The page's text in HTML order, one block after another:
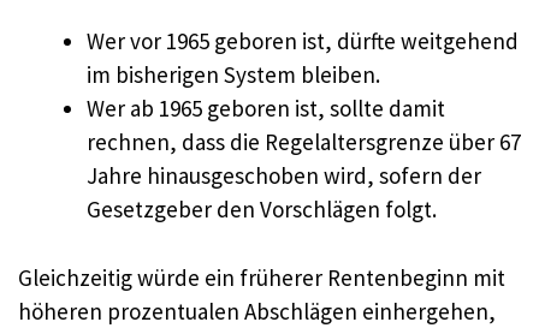
Wer vor 1965 geboren ist, dürfte weitgehend
im bisherigen System bleiben.
Wer ab 1965 geboren ist, sollte damit
rechnen, dass die Regelaltersgrenze über 67
Jahre hinausgeschoben wird, sofern der
Gesetzgeber den Vorschlägen folgt.
Gleichzeitig würde ein früherer Rentenbeginn mit
höheren prozentualen Abschlägen einhergehen,